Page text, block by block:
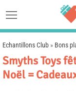
Echantillons Club » Bons
Smyths Toys
Noël =